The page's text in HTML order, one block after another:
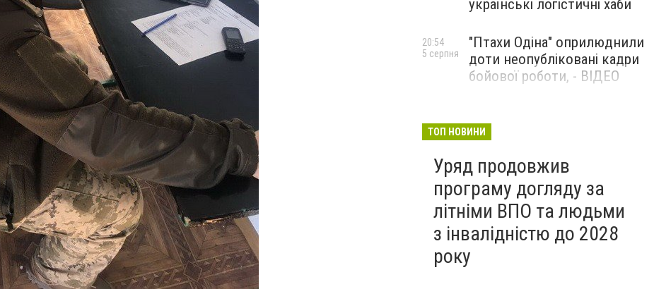
українські логістичні хаби
"Птахи Одіна" оприлюднили
доти неопубліковані кадри
бойової роботи, - ВІДЕО
20:54
5 серпня
Бєдняков зіграє тата
новому українському
фільмі, - ФОТО
5 серпня
ТОП НОВИНИ
Уряд продовжив
програму догляду за
літніми ВПО та людьми
з інвалідністю до 2028
року